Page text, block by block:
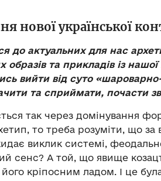
нової української
до актуальних для нас
образів та прикладів із
вийти від суто
та сприймати, почасти
так через домінування
то треба розуміти, що
виклик системі,
сенс? А той, що явище
кріпосним ладом. І це